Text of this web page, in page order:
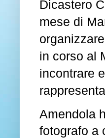
Dicastero
mese di
in corso al
incontrare
Amendola
fotografo a